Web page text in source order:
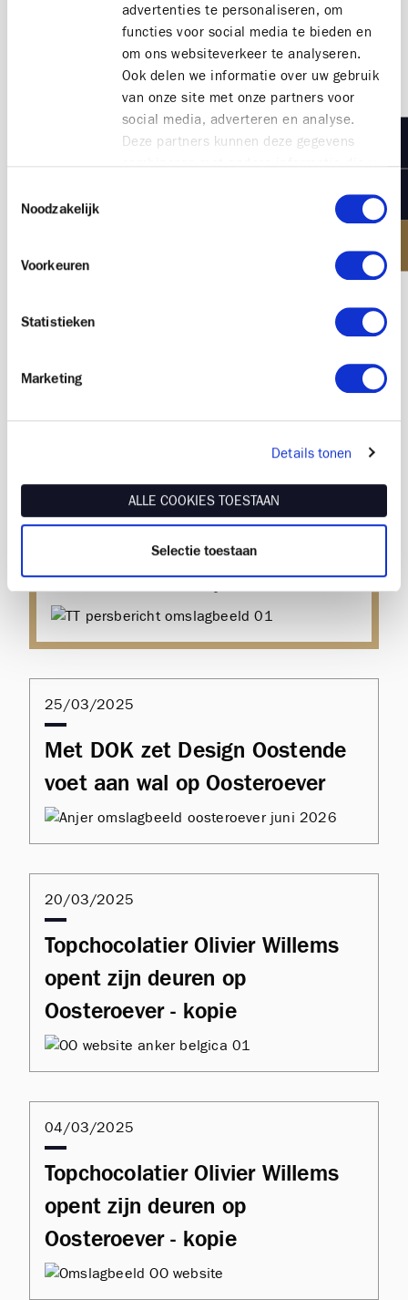
advertenties te personaliseren, om
functies voor social media te bieden en
om ons websiteverkeer te analyseren.
Ook delen we informatie over uw gebruik
van onze site met onze partners voor
social media, adverteren en analyse.
Deze partners kunnen deze gegevens
verzameld op basis van uw gebruik van
Noodzakelijk
Voorkeuren
Statistieken
Marketing
Details tonen
ALLE COOKIES TOESTAAN
Selectie toestaan
Topchocolatier Olivier Willems
opent zijn deuren op
Oosteroever - kopie
Topchocolatier Olivier Willems
opent zijn deuren op
Topchocolatier Olivier Willems
opent zijn deuren op
Oosteroever - kopie
25/03/2025
Met DOK zet Design Oostende
voet aan wal op Oosteroever
20/03/2025
Topchocolatier Olivier Willems
opent zijn deuren op
Oosteroever - kopie
04/03/2025
Topchocolatier Olivier Willems
opent zijn deuren op
Oosteroever - kopie